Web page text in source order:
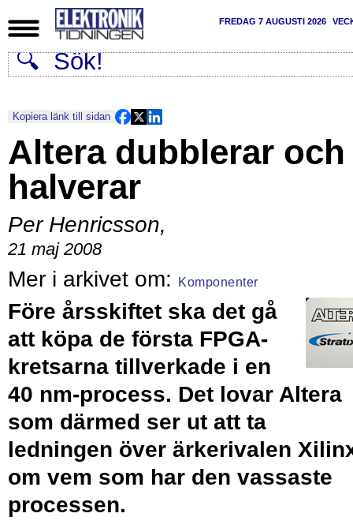
FREDAG 7 AUGUSTI 2026
Kopiera länk till sidan
Altera dubblerar och
halverar
Per Henricsson,
21 maj 2008
Komponenter
Före årsskiftet ska det gå
att köpa de första FPGA-
kretsarna tillverkade i en
40 nm-process. Det lovar Altera
som därmed ser ut att ta
ledningen över ärkerivalen
om vem som har den vassaste
processen.